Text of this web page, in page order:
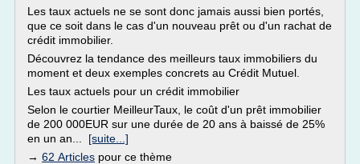
Les taux actuels ne se sont donc jamais aussi bien portés,
que ce soit dans le cas d'un nouveau prêt ou d'un rachat de
crédit immobilier.
Découvrez la tendance des meilleurs taux immobiliers du
moment et deux exemples concrets au Crédit Mutuel.
Les taux actuels pour un crédit immobilier
Selon le courtier MeilleurTaux, le coût d'un prêt immobilier
de 200 000EUR sur une durée de 20 ans à baissé de 25%
en un an... [suite...]
→ 62 Articles pour ce thème